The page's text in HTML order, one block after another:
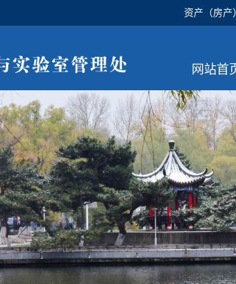
资产（房产
网站首